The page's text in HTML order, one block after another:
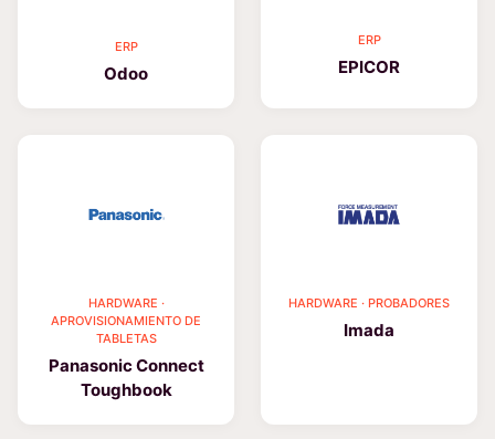
ERP
Odoo
ERP
EPICOR
HARDWARE ·
APROVISIONAMIENTO DE
TABLETAS
Panasonic Connect
Toughbook
HARDWARE · PROBADORES
Imada